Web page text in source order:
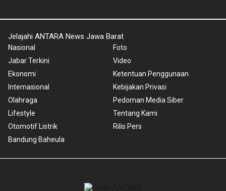
Jelajahi ANTARA News Jawa Barat
Nasional
Jabar Terkini
Ekonomi
Internasional
Olahraga
Lifestyle
Otomotif Listrik
Bandung Baheula
Foto
Video
Ketentuan Penggunaan
Kebijakan Privasi
Pedoman Media Siber
Tentang Kami
Rilis Pers